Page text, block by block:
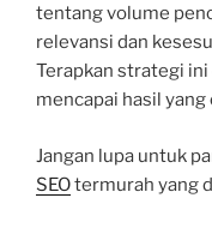
tentang volume
relevansi dan
Terapkan strategi
mencapai hasil
Jangan lupa untuk
SEOtermurah yang